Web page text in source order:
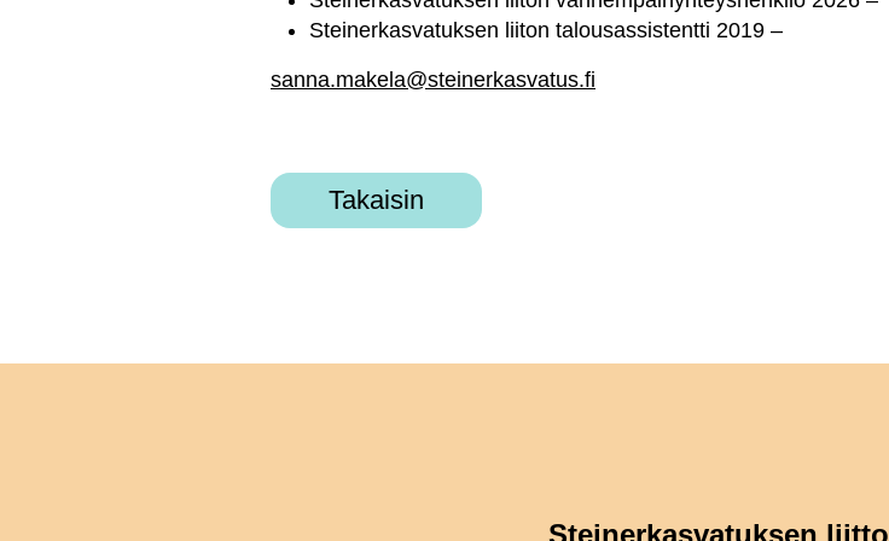
Steinerkasvatuksen liiton talousassistentti 2019 –
sanna.makela@steinerkasvatus.fi
Takaisin
Steinerkasvatuksen liitto